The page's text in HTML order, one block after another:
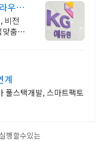
우드
비전
춤상
계
풀스택개발, 스마트팩토
행할수있는